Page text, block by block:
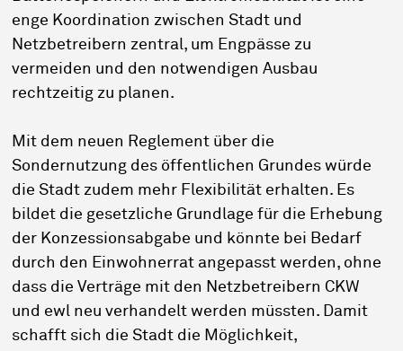
enge Koordination zwischen Stadt und
Netzbetreibern zentral, um Engpässe zu
vermeiden und den notwendigen Ausbau
rechtzeitig zu planen.
Mit dem neuen Reglement über die
Sondernutzung des öffentlichen Grundes würde
die Stadt zudem mehr Flexibilität erhalten. Es
bildet die gesetzliche Grundlage für die Erhebung
der Konzessionsabgabe und könnte bei Bedarf
durch den Einwohnerrat angepasst werden, ohne
dass die Verträge mit den Netzbetreibern CKW
und ewl neu verhandelt werden müssten. Damit
schafft sich die Stadt die Möglichkeit,